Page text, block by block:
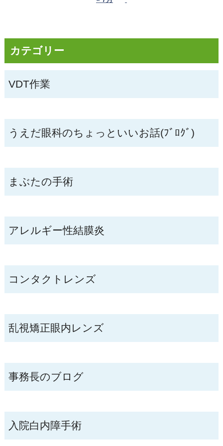
カテゴリー
VDT作業
うえだ眼科のちょっといいお話(ﾌﾞﾛｸﾞ)
まぶたの手術
アレルギー性結膜炎
コンタクトレンズ
乱視矯正眼内レンズ
事務長のブログ
入院白内障手術